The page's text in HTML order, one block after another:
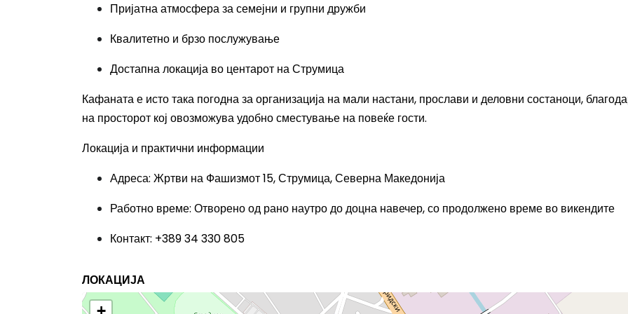
Пријатна атмосфера за семејни и групни дружби
Квалитетно и брзо послужување
Достапна локација во центарот на Струмица
Кафаната е исто така погодна за организација на мали настани, прослави и деловни состаноци,
на просторот кој овозможува удобно сместување на повеќе гости.
Локација и практични информации
Адреса: Жртви на Фашизмот 15, Струмица, Северна Македонија
Работно време: Отворено од рано наутро до доцна навечер, со продолжено време во викендите
Контакт: +389 34 330 805
ЛОКАЦИЈА